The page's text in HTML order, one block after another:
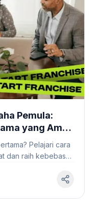
Pemula:
yang Aman
Pelajari cara
dan raih kebebasan